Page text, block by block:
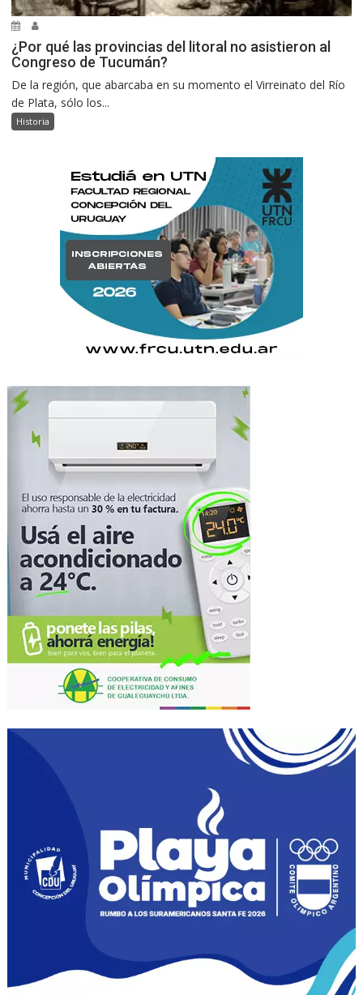
¿Por qué las provincias del litoral no asistieron al
Congreso de Tucumán?
De la región, que abarcaba en su momento el Virreinato del Río
de Plata, sólo los...
Historia